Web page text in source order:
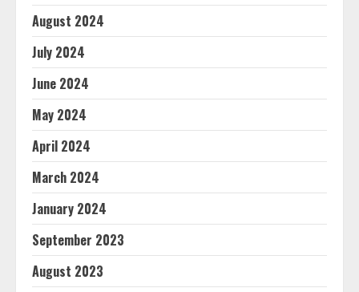
August 2024
July 2024
June 2024
May 2024
April 2024
March 2024
January 2024
September 2023
August 2023